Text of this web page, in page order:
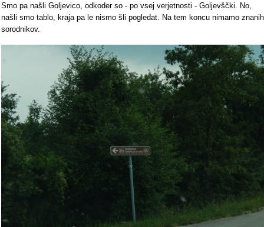
Smo pa našli Goljevico, odkoder so - po vsej verjetnosti - Goljevščki. No,
našli smo tablo, kraja pa le nismo šli pogledat. Na tem koncu nimamo znanih
sorodnikov.